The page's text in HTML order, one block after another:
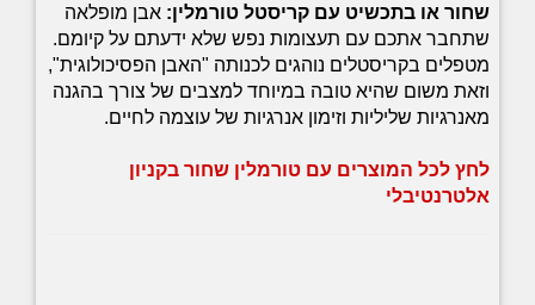
שחור או בתכשיט עם קריסטל טורמלין: אבן מופלאה
שתחבר אתכם עם תעצומות נפש שלא ידעתם על קיומם.
מטפלים בקריסטלים נוהגים לכנותה "האבן הפסיכולוגית",
וזאת משום שהיא טובה במיוחד למצבים של צורך בהגנה
מאנרגיות שליליות וזימון אנרגיות של עוצמה לחיים.
לחץ לכל המוצרים עם טורמלין שחור בקניון
אלטרנטיבלי